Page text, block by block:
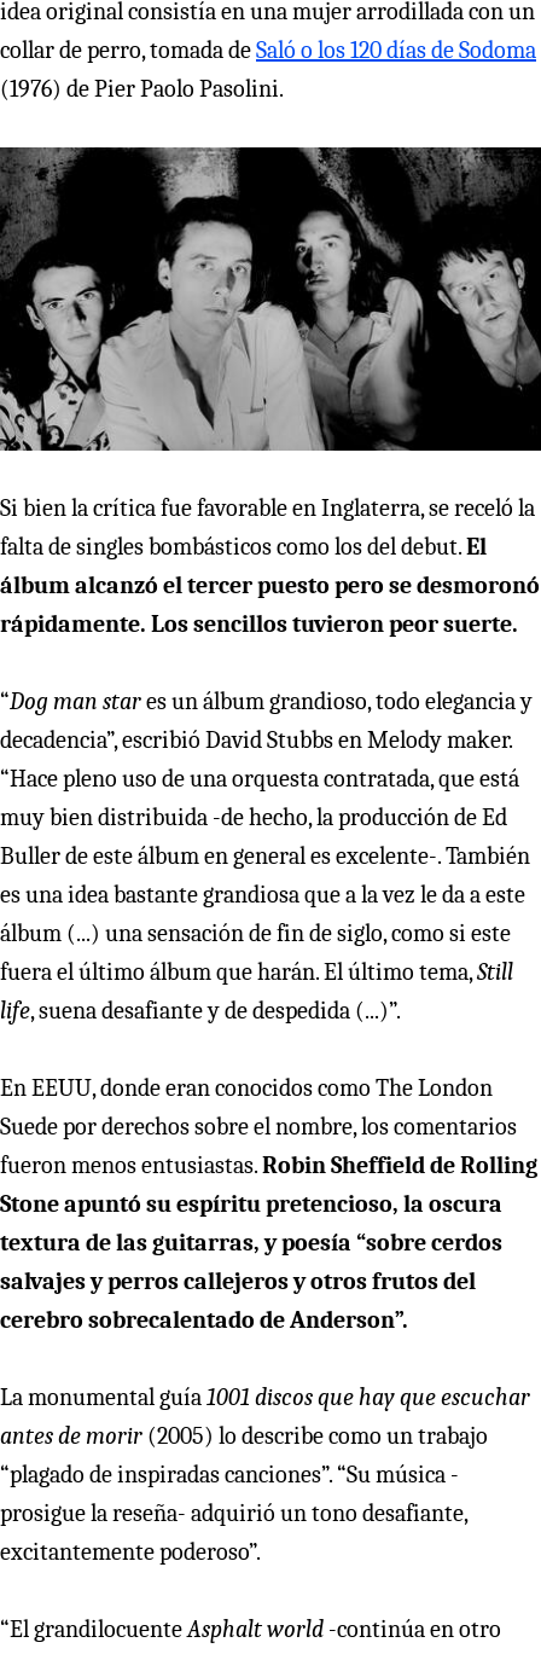
idea original consistía en una mujer arrodillada con un
collar de perro, tomada deSaló o los 120 días de Sodoma
(1976) de Pier Paolo Pasolini.
Si bien la crítica fue favorable en Inglaterra, se receló la
falta de singles bombásticos como los del debut.El
álbum alcanzó el tercer puesto pero se desmoronó
rápidamente. Los sencillos tuvieron peor suerte.
“Dog man stares un álbum grandioso, todo elegancia y
decadencia”, escribió David Stubbs en Melody maker.
“Hace pleno uso de una orquesta contratada, que está
muy bien distribuida -de hecho, la producción de Ed
Buller de este álbum en general es excelente-. También
es una idea bastante grandiosa que a la vez le da a este
álbum (...) una sensación de fin de siglo, como si este
fuera el último álbum que harán. El último tema,Still
life, suena desafiante y de despedida (...)”.
En EEUU, donde eran conocidos como The London
Suede por derechos sobre el nombre, los comentarios
fueron menos entusiastas.Robin Sheffield de Rolling
Stone apuntó su espíritu pretencioso, la oscura
textura de las guitarras, y poesía “sobre cerdos
salvajes y perros callejeros y otros frutos del
cerebro sobrecalentado de Anderson”.
La monumental guía1001 discos que hay que escuchar
antes de morir (2005) lo describe como un trabajo
“plagado de inspiradas canciones”. “Su música -
prosigue la reseña- adquirió un tono desafiante,
excitantemente poderoso”.
“El grandilocuenteAsphalt world -continúa en otro